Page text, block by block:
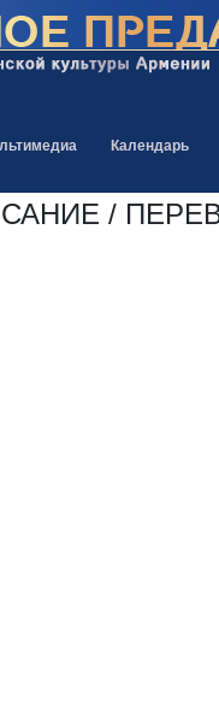
Календарь
/